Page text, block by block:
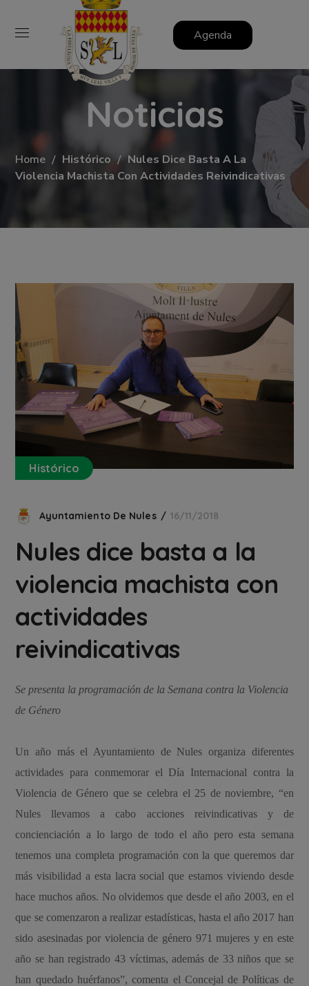
Agenda
Noticias
Home Histórico
Nules Dice Basta A La
Violencia Machista Con Actividades Reivindicativas
Histórico
Ayuntamiento De Nules 16/11/2018
Nules dice basta a la
violencia machista con
actividades
reivindicativas
Se presenta la programación de la Semana contra la Violencia
de Género
Un año más el Ayuntamiento de Nules organiza diferentes
actividades para conmemorar el Día Internacional contra la
Violencia de Género que se celebra el 25 de noviembre, “en
Nules llevamos a cabo acciones reivindicativas y de
concienciación a lo largo de todo el año pero esta semana
tenemos una completa programación con la que queremos dar
más visibilidad a esta lacra social que estamos viviendo desde
hace muchos años. No olvidemos que desde el año 2003, en el
que se comenzaron a realizar estadísticas, hasta el año 2017 han
sido asesinadas por violencia de género 971 mujeres y en este
año se han registrado 43 víctimas, además de 33 niños que se
han quedado huérfanos”, comenta el Concejal de Políticas de